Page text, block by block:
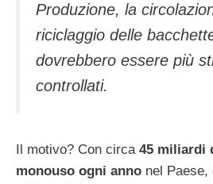
Produzione, la
riciclaggio delle
dovrebbero essere più
controllati.
Il motivo? Con circa 45 miliardi
monouso ogni anno nel